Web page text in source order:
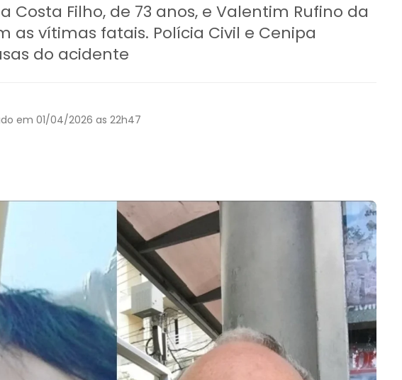
Costa Filho, de 73 anos, e Valentim Rufino da
as vítimas fatais. Polícia Civil e Cenipa
do acidente
em 01/04/2026 as 22h47